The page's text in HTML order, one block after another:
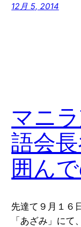
12月 5, 2014
マニ
語会
囲ん
先達て９月１６
「あざみ」に